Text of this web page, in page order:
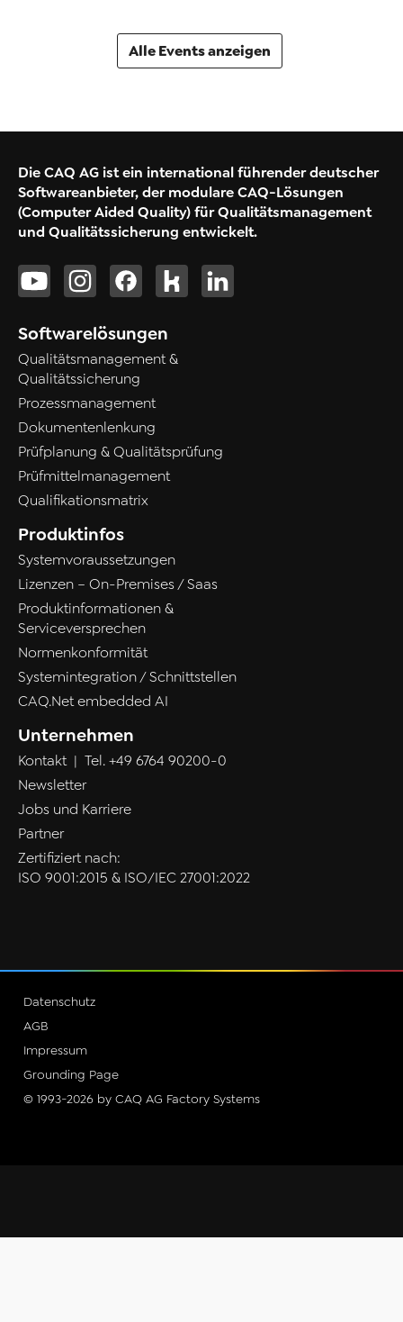
Alle Events anzeigen
Die CAQ AG ist ein international führender deutscher
Softwareanbieter, der modulare CAQ-Lösungen
(Computer Aided Quality) für Qualitätsmanagement
und Qualitätssicherung entwickelt.
Softwarelösungen
Qualitätsmanagement &
Qualitätssicherung
Prozessmanagement
Dokumentenlenkung
Prüfplanung & Qualitätsprüfung
Prüfmittelmanagement
Qualifikationsmatrix
Produktinfos
Systemvoraussetzungen
Lizenzen – On-Premises / Saas
Produktinformationen &
Serviceversprechen
Normenkonformität
Systemintegration / Schnittstellen
CAQ.Net embedded AI
Unternehmen
Kontakt| Tel. +49 6764 90200-0
Newsletter
Jobs und Karriere
Partner
Zertifiziert nach:
ISO 9001:2015 & ISO/IEC 27001:2022
© 1993-2026 by CAQ AG Factory Systems
Grounding Page
Impressum
AGB
Datenschutz